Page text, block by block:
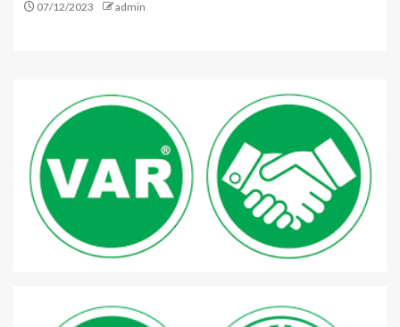
07/12/2023 admin